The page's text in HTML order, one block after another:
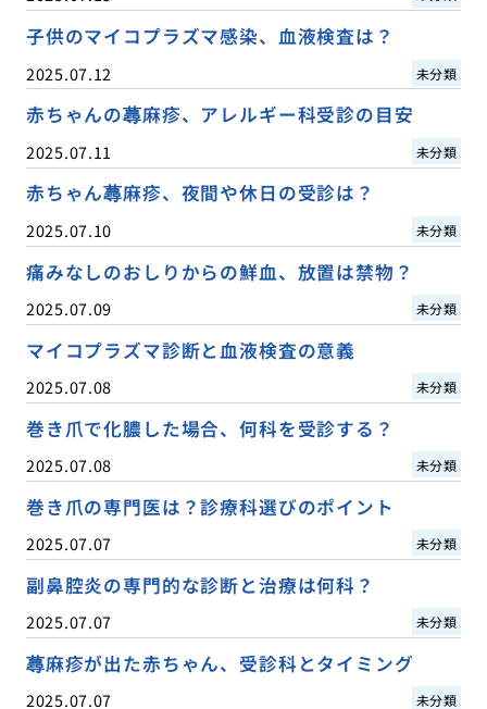
子供のマイコプラズマ感染、血液検査は？
2025.07.12 未分類
赤ちゃんの蕁麻疹、アレルギー科受診の目安
2025.07.11 未分類
赤ちゃん蕁麻疹、夜間や休日の受診は？
2025.07.10 未分類
痛みなしのおしりからの鮮血、放置は禁物？
2025.07.09 未分類
マイコプラズマ診断と血液検査の意義
2025.07.08 未分類
巻き爪で化膿した場合、何科を受診する？
2025.07.08 未分類
巻き爪の専門医は？診療科選びのポイント
2025.07.07 未分類
副鼻腔炎の専門的な診断と治療は何科？
2025.07.07 未分類
蕁麻疹が出た赤ちゃん、受診科とタイミング
2025.07.07 未分類